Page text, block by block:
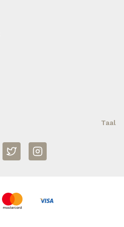
Taal